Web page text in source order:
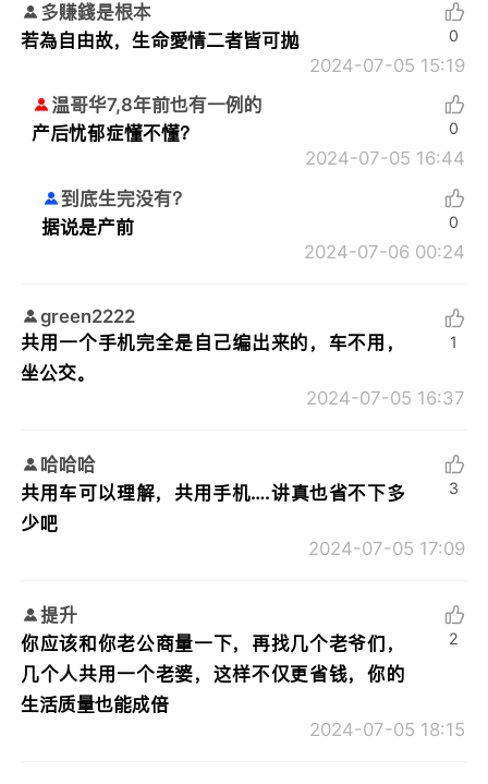
多賺錢是根本
若為自由故，生命愛情二者皆可拋
2024-07-05 15:19
0
温哥华7,8年前也有一例的
产后忧郁症懂不懂？
2024-07-05 16:44
0
到底生完没有？
据说是产前
2024-07-06 00:24
0
green2222
共用一个手机完全是自己编出来的，车不用，
坐公交。
2024-07-05 16:37
1
哈哈哈
共用车可以理解，共用手机….讲真也省不下多
少吧
2024-07-05 17:09
3
提升
你应该和你老公商量一下，再找几个老爷们，
几个人共用一个老婆，这样不仅更省钱，你的
生活质量也能成倍
2024-07-05 18:15
2